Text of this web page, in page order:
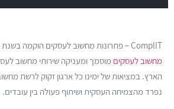
ComplIT – פתרונות מחשוב לעסקים הוקמה בשנת 2004 מונה צוות
מחשוב לעסקים מוסמך ומעניקה שירותי מחשוב
הארץ. במציאות של ימינו כל ארגון זקוק לרשת
נפרד מהצמיחה העסקית ושיתוף פעולה בין עובדים.